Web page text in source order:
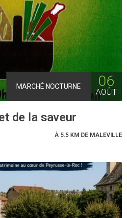
MARCHÉ NOCTURNE 06
AOÛT
de la saveur
À 5.5 KM DE MALEVILLE